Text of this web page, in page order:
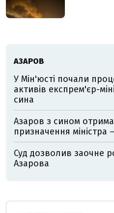
АЗАРОВ
У Мін'юсті почали
активів експрем'єр-
сина
Азаров з сином
призначення міністра
Суд дозволив заочне
Азарова